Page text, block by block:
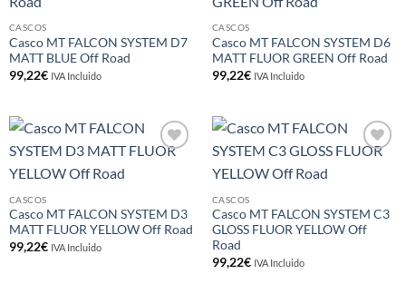
CASCOS
Casco MT FALCON SYSTEM D7
MATT BLUE Off Road
99,22€ IVA Incluido
CASCOS
Casco MT FALCON SYSTEM D6
MATT FLUOR GREEN Off Road
99,22€ IVA Incluido
CASCOS
Casco MT FALCON SYSTEM D3
MATT FLUOR YELLOW Off Road
99,22€ IVA Incluido
CASCOS
Casco MT FALCON SYSTEM C3
GLOSS FLUOR YELLOW Off
Road
99,22€ IVA Incluido